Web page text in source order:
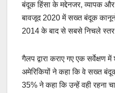
बंदूक हिंसा के मद्देनजर, व्यापक
बावजूद 2020 में सख्त बंदूक
2014 के बाद से सबसे निचले स्तर
गैलप द्वारा कराए गए एक सर्वेक्षण
अमेरिकियों ने कहा कि वे सख्त
35% ने कहा कि उन्हें वही रहना